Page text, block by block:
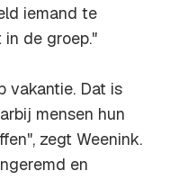
iemand te
de groep."
vakantie. Dat is
mensen hun
zegt Weenink.
en